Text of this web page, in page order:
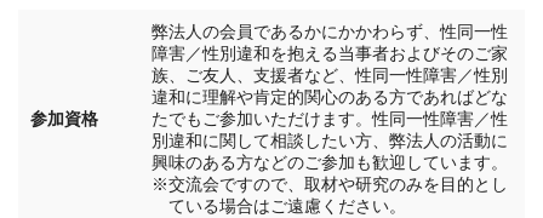
参加資格
弊法人の会員であるかにかかわらず、性同一性
障害／性別違和を抱える当事者およびそのご家
族、ご友人、支援者など、性同一性障害／性別
違和に理解や肯定的関心のある方であればどな
たでもご参加いただけます。性同一性障害／性
別違和に関して相談したい方、弊法人の活動に
興味のある方などのご参加も歓迎しています。
※交流会ですので、取材や研究のみを目的とし
ている場合はご遠慮ください。